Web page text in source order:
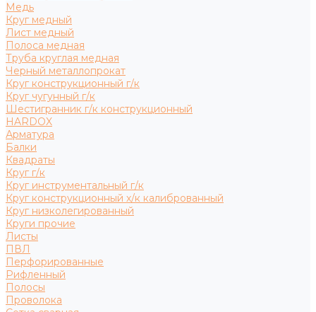
Медь
Круг медный
Лист медный
Полоса медная
Труба круглая медная
Черный металлопрокат
Круг конструкционный г/к
Круг чугунный г/к
Шестигранник г/к конструкционный
HARDOX
Арматура
Балки
Квадраты
Круг г/к
Круг инструментальный г/к
Круг конструкционный х/к калиброванный
Круг низколегированный
Круги прочие
Листы
ПВЛ
Перфорированные
Рифленный
Полосы
Проволока